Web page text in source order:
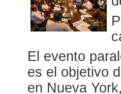
El evento
es el objetivo
en Nueva